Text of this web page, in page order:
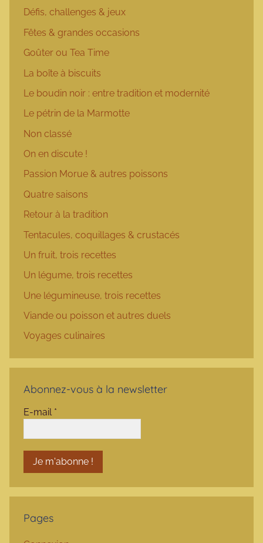
Défis, challenges & jeux
Fêtes & grandes occasions
Goûter ou Tea Time
La boîte à biscuits
Le boudin noir : entre tradition et modernité
Le pétrin de la Marmotte
Non classé
On en discute !
Passion Morue & autres poissons
Quatre saisons
Retour à la tradition
Tentacules, coquillages & crustacés
Un fruit, trois recettes
Un légume, trois recettes
Une légumineuse, trois recettes
Viande ou poisson et autres duels
Voyages culinaires
Abonnez-vous à la newsletter
E-mail *
Pages